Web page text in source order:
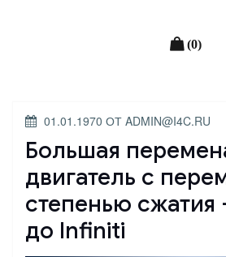
(0)
ОПУБЛИКОВАНО
01.01.1970 ОТ ADMIN@I4C.RU
Большая
двигатель с
степенью
до Infiniti